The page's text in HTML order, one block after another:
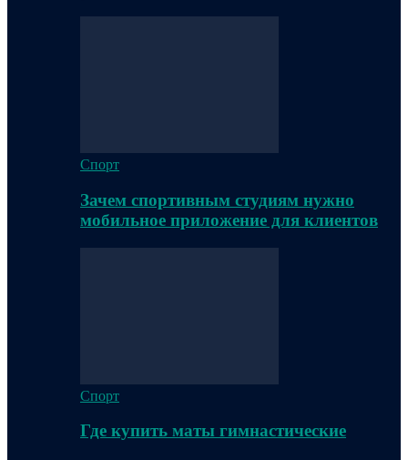
Спорт
Зачем спортивным студиям нужно
мобильное приложение для клиентов
Спорт
Где купить маты гимнастические